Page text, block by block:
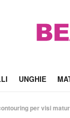
UNGHIE
per visi